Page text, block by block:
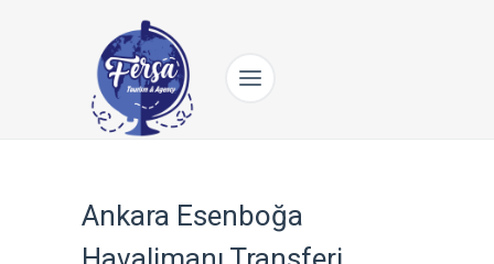
Ankara Esenboğa